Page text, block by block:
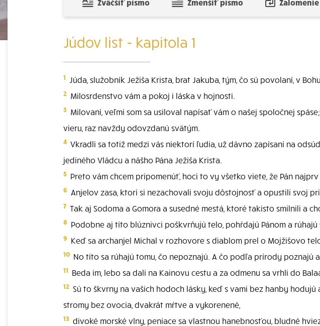
Júdov list - kapitola 1
1 Júda, služobník Ježiša Krista, brat Jakuba, tým, čo sú povolaní, v
2 Milosrdenstvo vám a pokoj i láska v hojnosti.
3 Milovaní, veľmi som sa usiloval napísať vám o našej spoločnej
vieru, raz navždy odovzdanú svätým.
4 Vkradli sa totiž medzi vás niektorí ľudia, už dávno zapísaní na
jediného Vládcu a nášho Pána Ježiša Krista.
5 Preto vám chcem pripomenúť, hoci to vy všetko viete, že Pán
6 Anjelov zasa, ktorí si nezachovali svoju dôstojnosť a opustili svoj
7 Tak aj Sodoma a Gomora a susedné mestá, ktoré takisto smilnili a
8 Podobne aj títo blúznivci poškvrňujú telo, pohŕdajú Pánom a
9 Keď sa archanjel Michal v rozhovore s diablom prel o Mojžišovo
10 No títo sa rúhajú tomu, čo nepoznajú. A čo podľa prírody poznajú
11 Beda im, lebo sa dali na Kainovu cestu a za odmenu sa vrhli do
12 Sú to škvrny na vašich hodoch lásky, keď s vami bez hanby
stromy bez ovocia, dvakrát mŕtve a vykorenené,
13 divoké morské vlny, peniace sa vlastnou hanebnosťou, bludné